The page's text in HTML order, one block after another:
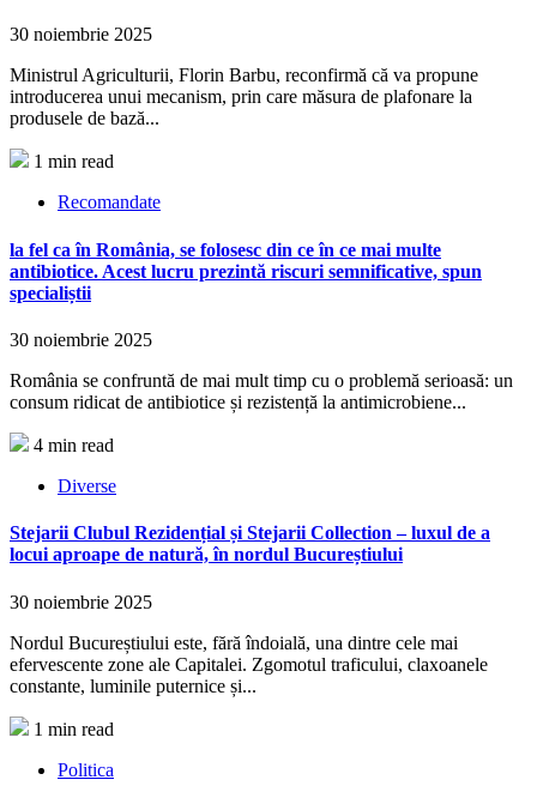
30 noiembrie 2025
Ministrul Agriculturii, Florin Barbu, reconfirmă că va propune
introducerea unui mecanism, prin care măsura de plafonare la
produsele de bază...
1 min read
Recomandate
la fel ca în România, se folosesc din ce în ce mai multe
antibiotice. Acest lucru prezintă riscuri semnificative, spun
specialiștii
30 noiembrie 2025
România se confruntă de mai mult timp cu o problemă serioasă: un
consum ridicat de antibiotice și rezistență la antimicrobiene...
4 min read
Diverse
Stejarii Clubul Rezidențial și Stejarii Collection – luxul de a
locui aproape de natură, în nordul Bucureștiului
30 noiembrie 2025
Nordul Bucureștiului este, fără îndoială, una dintre cele mai
efervescente zone ale Capitalei. Zgomotul traficului, claxoanele
constante, luminile puternice și...
1 min read
Politica